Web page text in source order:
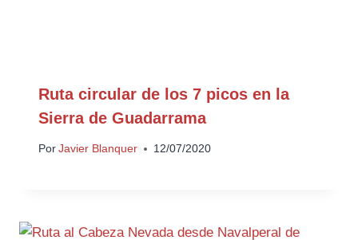
Ruta circular de los 7 picos en la
Sierra de Guadarrama
Por Javier Blanquer 12/07/2020